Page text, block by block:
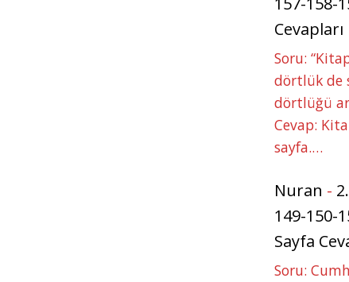
Cevapları
Soru:
dörtlük de
dörtlüğü
Cevap:
sayfa.…
Nuran -
149-150-
Sayfa
Soru: